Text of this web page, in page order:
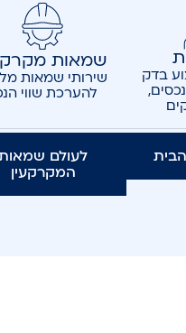
בדק
שמאות
שירותי שמאות
להערכת שווי
לעולם
המקרקעין